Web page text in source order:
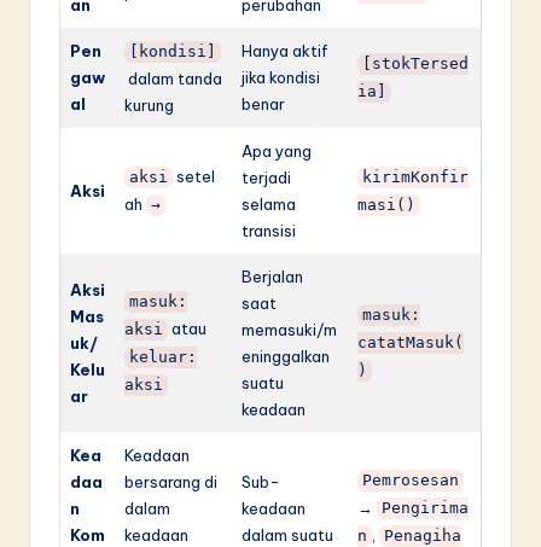
an perubahan
Pen
gaw
al
[kondisi]
dalam tanda
kurung
Hanya aktif
jika kondisi
benar
[stokTersed
ia]
Aksi
aksi setel
ah →
Apa yang
terjadi
selama
transisi
kirimKonfir
masi()
Aksi
Mas
uk/
Kelu
ar
masuk:
aksi atau
keluar:
aksi
Berjalan
saat
memasuki/m
eninggalkan
suatu
keadaan
masuk:
catatMasuk(
)
Kea
daa
n
Kom
Keadaan
bersarang di
dalam
keadaan
Sub-
keadaan
dalam suatu
Pemrosesan
→
Pengirima
n , Penagiha